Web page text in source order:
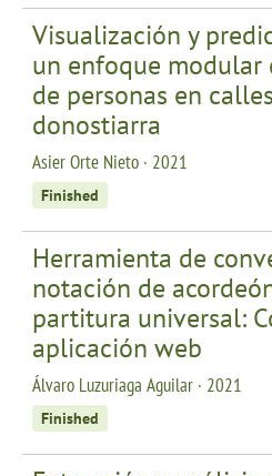
Visualización y
un enfoque modular
de personas en
donostiarra
Asier Orte Nieto · 2021
Finished
Herramienta de
notación de
partitura universal:
aplicación web
Álvaro Luzuriaga Aguilar · 2021
Finished